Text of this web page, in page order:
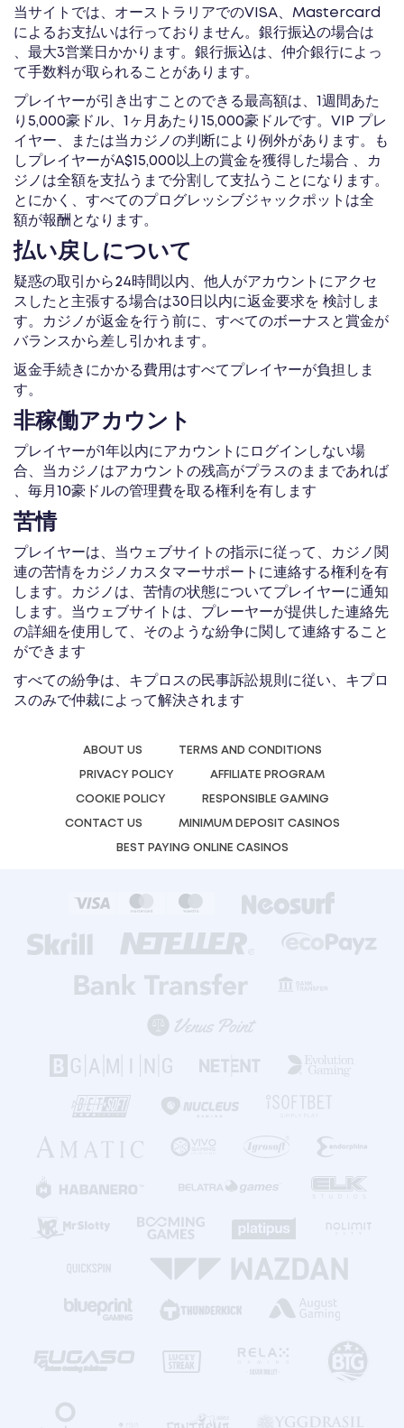
当サイトでは、オーストラリアでのVISA、Mastercard
によるお支払いは行っておりません。銀行振込の場合は
、最大3営業日かかります。銀行振込は、仲介銀行によっ
て手数料が取られることがあります。
プレイヤーが引き出すことのできる最高額は、1週間あた
り5,000豪ドル、1ヶ月あたり15,000豪ドルです。VIP プレ
イヤー、または当カジノの判断により例外があります。も
しプレイヤーがA$15,000以上の賞金を獲得した場合 、カ
ジノは全額を支払うまで分割して支払うことになります。
とにかく、すべてのプログレッシブジャックポットは全
額が報酬となります。
払い戻しについて
疑惑の取引から24時間以内、他人がアカウントにアクセ
スしたと主張する場合は30日以内に返金要求を 検討しま
す。カジノが返金を行う前に、すべてのボーナスと賞金が
バランスから差し引かれます。
返金手続きにかかる費用はすべてプレイヤーが負担しま
す。
非稼働アカウント
プレイヤーが1年以内にアカウントにログインしない場
合、当カジノはアカウントの残高がプラスのままであれば
、毎月10豪ドルの管理費を取る権利を有します
苦情
プレイヤーは、当ウェブサイトの指示に従って、カジノ関
連の苦情をカジノカスタマーサポートに連絡する権利を有
します。カジノは、苦情の状態についてプレイヤーに通知
します。当ウェブサイトは、プレーヤーが提供した連絡先
の詳細を使用して、そのような紛争に関して連絡すること
ができます
すべての紛争は、キプロスの民事訴訟規則に従い、キプロ
スのみで仲裁によって解決されます
ABOUT US TERMS AND CONDITIONS
PRIVACY POLICY AFFILIATE PROGRAM
COOKIE POLICY RESPONSIBLE GAMING
CONTACT US MINIMUM DEPOSIT CASINOS
BEST PAYING ONLINE CASINOS